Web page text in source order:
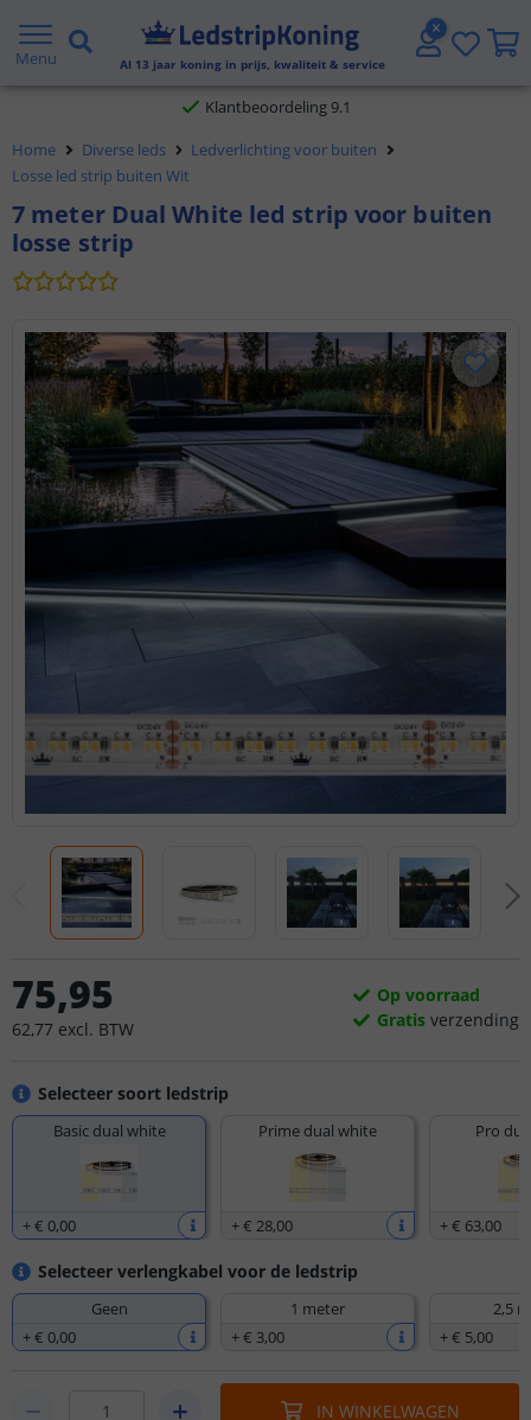
Menu Al 13 jaar koning in prijs, kwaliteit & service
Gratis verzending vanaf € 20,- NL en BE
Klantbeoordeling 9.1
Voor 23:45 uur besteld, morgen in huis
Home Diverse leds
Ledverlichting voor buiten
Losse led strip buiten Wit
7 meter Dual White led strip voor buiten
losse strip
Selecteer soort ledstrip
Basic dual white
+€ 0,00
Prime dual white
+€ 28,00
Pro
+€ 63,00
Selecteer verlengkabel voor de ledstrip
Geen
+€ 0,00
1 meter
+€ 3,00
2,5
+€ 5,00
75,95
62,77 excl. BTW
Op voorraad
Gratis verzending
IN WINKELWAGEN